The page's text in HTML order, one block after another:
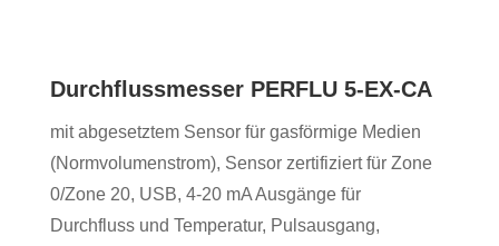
Durchflussmesser PERFLU 5-EX-CA
mit abgesetztem Sensor für gasförmige Medien
(Normvolumenstrom), Sensor zertifiziert für Zone
0/Zone 20, USB, 4-20 mA Ausgänge für
Durchfluss und Temperatur, Pulsausgang,